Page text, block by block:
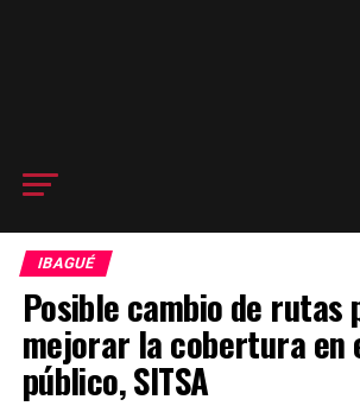
IBAGUÉ
Posible cambio de rutas
mejorar la cobertura en
público, SITSA